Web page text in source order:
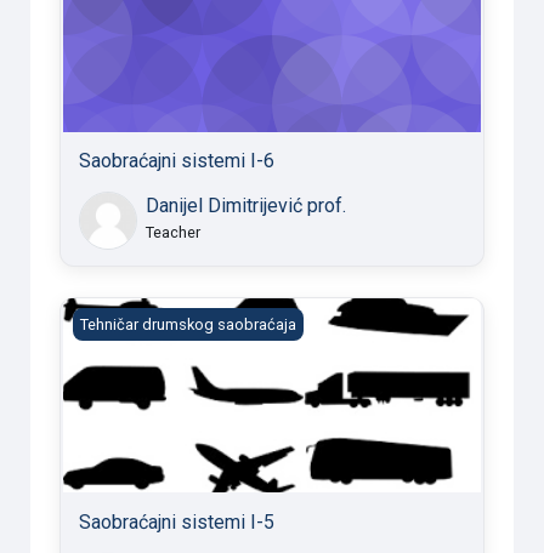
Saobraćajni sistemi I-6
Danijel Dimitrijević prof.
Teacher
Saobraćajni sistemi I-5
Tehničar drumskog saobraćaja
Saobraćajni sistemi I-5